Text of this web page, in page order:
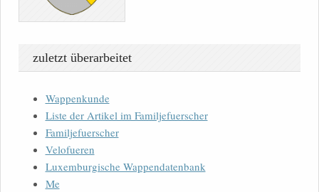
zuletzt überarbeitet
Wappenkunde
Liste der Artikel im Familjefuerscher
Familjefuerscher
Velofueren
Luxemburgische Wappendatenbank
Me